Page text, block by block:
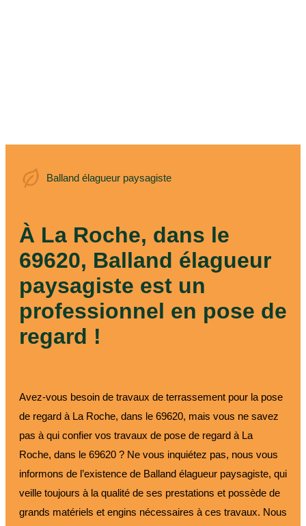
Balland élagueur paysagiste
Balland élagueur
À La Roche, dans le
69620, Balland élagueur
paysagiste est un
professionnel en pose de
regard !
Avez-vous besoin de travaux de terrassement pour la pose
de regard à La Roche, dans le 69620, mais vous ne savez
pas à qui confier vos travaux de pose de regard à La
Roche, dans le 69620 ? Ne vous inquiétez pas, nous vous
informons de l’existence de Balland élagueur paysagiste, qui
veille toujours à la qualité de ses prestations et possède de
grands matériels et engins nécessaires à ces travaux. Nous